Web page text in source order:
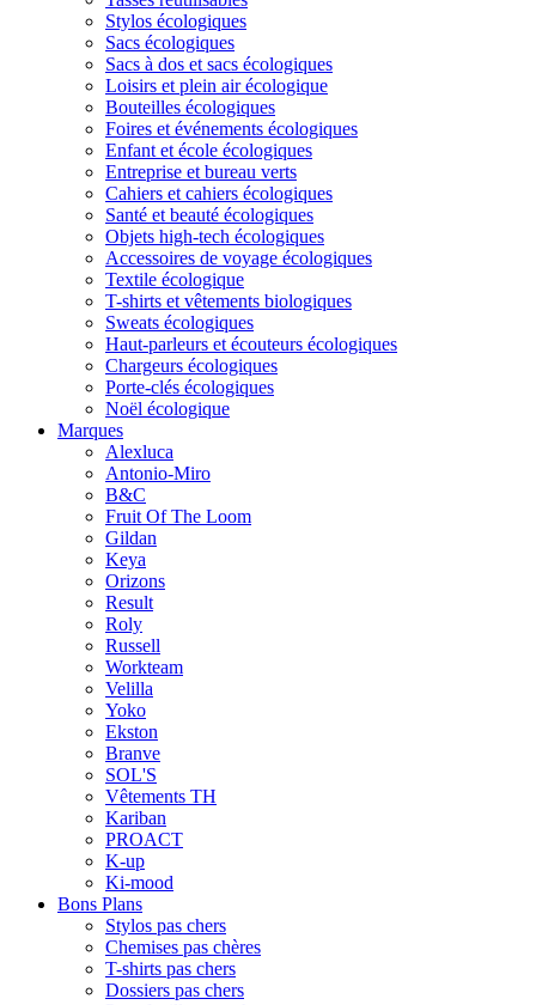
Stylos écologiques
Sacs écologiques
Sacs à dos et sacs écologiques
Loisirs et plein air écologique
Bouteilles écologiques
Foires et événements écologiques
Enfant et école écologiques
Entreprise et bureau verts
Cahiers et cahiers écologiques
Santé et beauté écologiques
Objets high-tech écologiques
Accessoires de voyage écologiques
Textile écologique
T-shirts et vêtements biologiques
Sweats écologiques
Haut-parleurs et écouteurs écologiques
Chargeurs écologiques
Porte-clés écologiques
Noël écologique
Marques
Alexluca
Antonio-Miro
B&C
Fruit Of The Loom
Gildan
Keya
Orizons
Result
Roly
Russell
Workteam
Velilla
Yoko
Ekston
Branve
SOL'S
Vêtements TH
Kariban
PROACT
K-up
Ki-mood
Bons Plans
Stylos pas chers
Chemises pas chères
T-shirts pas chers
Dossiers pas chers